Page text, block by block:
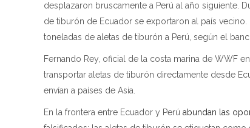
desplazaron bruscamente a Perú al año siguiente.
de tiburón de Ecuador se exportaron al país
toneladas de aletas de tiburón a Perú, según el
Fernando Rey, oficial de la costa marina de WWF
transportar aletas de tiburón directamente desde
envían a países de Asia.
En la frontera entre Ecuador y Perú abundan las